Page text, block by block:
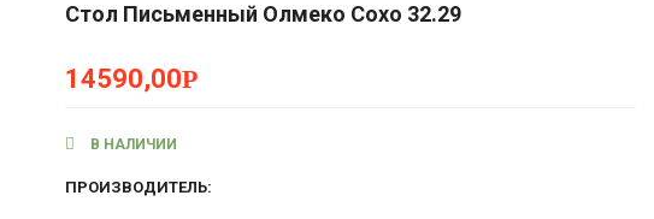
Стол Письменный Олмеко Сохо 32.29
14590,00Р
В НАЛИЧИИ
ПРОИЗВОДИТЕЛЬ: